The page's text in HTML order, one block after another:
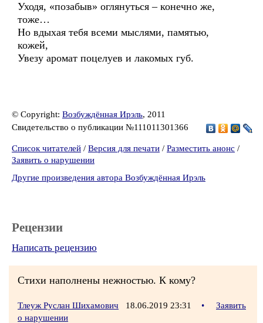
Уходя, «позабыв» оглянуться – конечно же,
тоже…
Но вдыхая тебя всеми мыслями, памятью,
кожей,
Увезу аромат поцелуев и лакомых губ.
© Copyright: Возбуждённая Ирэль, 2011
Свидетельство о публикации №111011301366
Список читателей / Версия для печати / Разместить анонс /
Заявить о нарушении
Другие произведения автора Возбуждённая Ирэль
Рецензии
Написать рецензию
Стихи наполнены нежностью. К кому?
Тлеуж Руслан Шихамович 18.06.2019 23:31 •
Заявить
о нарушении